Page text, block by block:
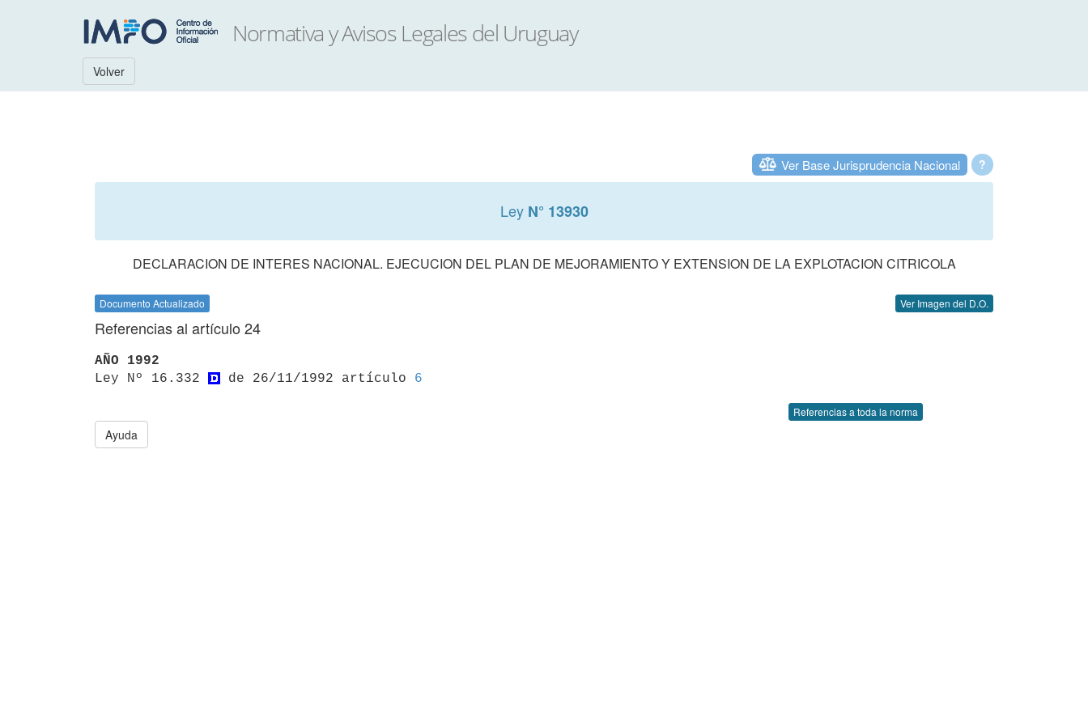
Volver
?
Ver Base Jurisprudencia Nacional
Ley N° 13930
DECLARACION DE INTERES NACIONAL. EJECUCION DEL PLAN DE MEJORAMIENTO Y EXTENSION DE LA EXPLOTACION CITRICOLA
Documento Actualizado Ver Imagen del D.O.
Referencias al artículo 24
AÑO 1992
Ley Nº 16.332
de 26/11/1992 artículo 6
Referencias a toda la norma
Ayuda